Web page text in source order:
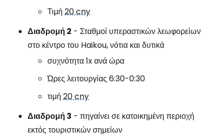
Τιμή 20 cny
Διαδρομή 2 - Σταθμοί υπεραστικών λεωφορείων
στο κέντρο του Haikou, νότια και δυτικά
συχνότητα 1x ανά ώρα
Ώρες λειτουργίας 6:30-0:30
τιμή 20 cny
Διαδρομή 3 - πηγαίνει σε κατοικημένη περιοχή
εκτός τουριστικών σημείων